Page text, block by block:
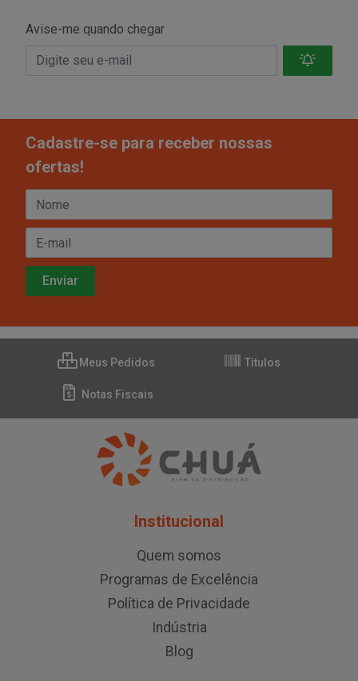
Avise-me quando chegar
Cadastre-se para receber nossas
ofertas!
Meus Pedidos Títulos
Notas Fiscais
Institucional
Quem somos
Programas de Excelência
Política de Privacidade
Indústria
Blog